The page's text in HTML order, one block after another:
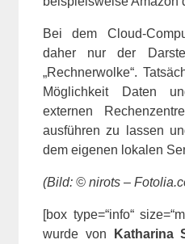
Bei dem Cloud-
daher nur der
„Rechnerwolke“.
Möglichkeit Daten
externen
ausführen zu lassen
dem eigenen lokalen
(Bild: © nirots –
[box type=“info“
wurde von
Katharina